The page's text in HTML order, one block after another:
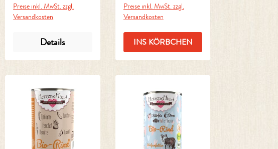
Preise inkl. MwSt. zzgl.
Versandkosten
Details
Preise inkl. MwSt. zzgl.
Versandkosten
INS KÖRBCHEN